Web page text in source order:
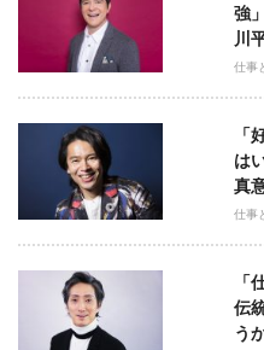
ョ
ン
強
川
仕事
「
は
真
仕事
「
伝
う